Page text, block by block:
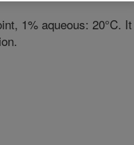
1% aqueous: 20°C.